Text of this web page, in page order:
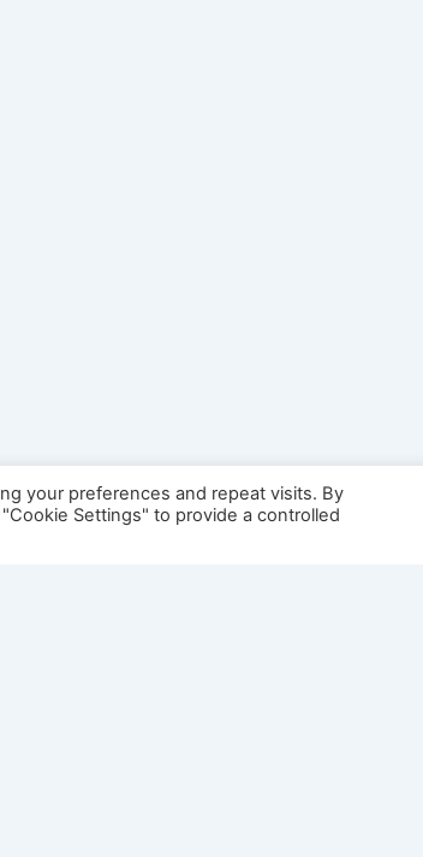
your preferences and repeat visits. By
Settings" to provide a controlled